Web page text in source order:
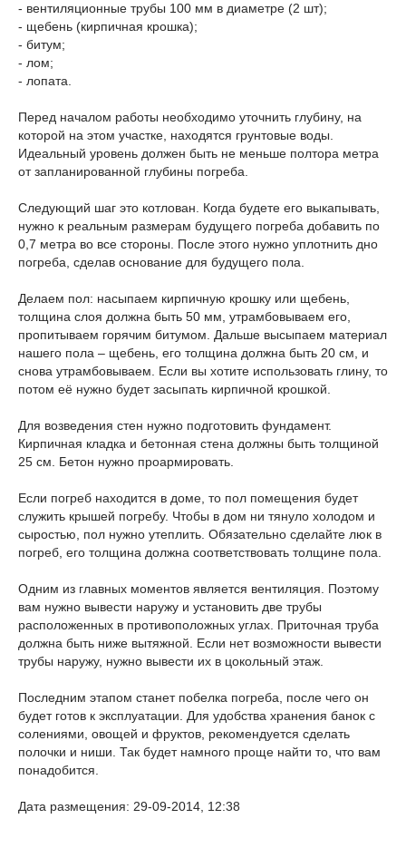
- вентиляционные трубы 100 мм в диаметре (2 шт);
- щебень (кирпичная крошка);
- битум;
- лом;
- лопата.
Перед началом работы необходимо уточнить глубину, на
которой на этом участке, находятся грунтовые воды.
Идеальный уровень должен быть не меньше полтора метра
от запланированной глубины погреба.
Следующий шаг это котлован. Когда будете его выкапывать,
нужно к реальным размерам будущего погреба добавить по
0,7 метра во все стороны. После этого нужно уплотнить дно
погреба, сделав основание для будущего пола.
Делаем пол: насыпаем кирпичную крошку или щебень,
толщина слоя должна быть 50 мм, утрамбовываем его,
пропитываем горячим битумом. Дальше высыпаем материал
нашего пола – щебень, его толщина должна быть 20 см, и
снова утрамбовываем. Если вы хотите использовать глину, то
потом её нужно будет засыпать кирпичной крошкой.
Для возведения стен нужно подготовить фундамент.
Кирпичная кладка и бетонная стена должны быть толщиной
25 см. Бетон нужно проармировать.
Если погреб находится в доме, то пол помещения будет
служить крышей погребу. Чтобы в дом ни тянуло холодом и
сыростью, пол нужно утеплить. Обязательно сделайте люк в
погреб, его толщина должна соответствовать толщине пола.
Одним из главных моментов является вентиляция. Поэтому
вам нужно вывести наружу и установить две трубы
расположенных в противоположных углах. Приточная труба
должна быть ниже вытяжной. Если нет возможности вывести
трубы наружу, нужно вывести их в цокольный этаж.
Последним этапом станет побелка погреба, после чего он
будет готов к эксплуатации. Для удобства хранения банок с
солениями, овощей и фруктов, рекомендуется сделать
полочки и ниши. Так будет намного проще найти то, что вам
понадобится.
Дата размещения: 29-09-2014, 12:38